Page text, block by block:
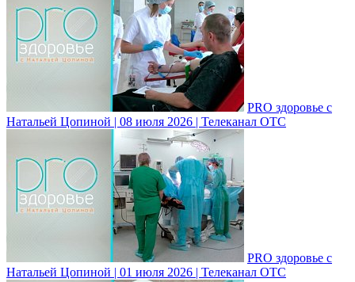
PRO здоровье с
Натальей Цопиной | 08 июля 2026 | Телеканал ОТС
PRO здоровье с
Натальей Цопиной | 01 июля 2026 | Телеканал ОТС